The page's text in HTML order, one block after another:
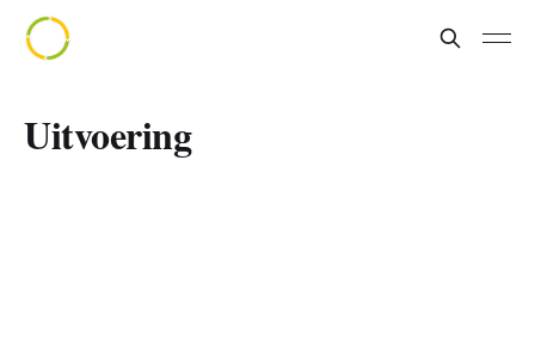
Uitvoering